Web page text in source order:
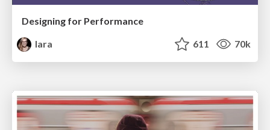
Designing for Performance
lara
611 70k